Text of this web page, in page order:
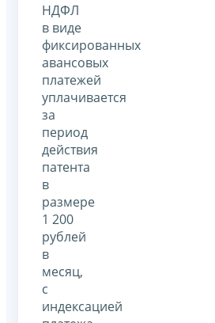
НДФЛ
в виде
фиксированных
авансовых
платежей
уплачивается
за
период
действия
патента
в
размере
1 200
рублей
в
месяц,
с
индексацией